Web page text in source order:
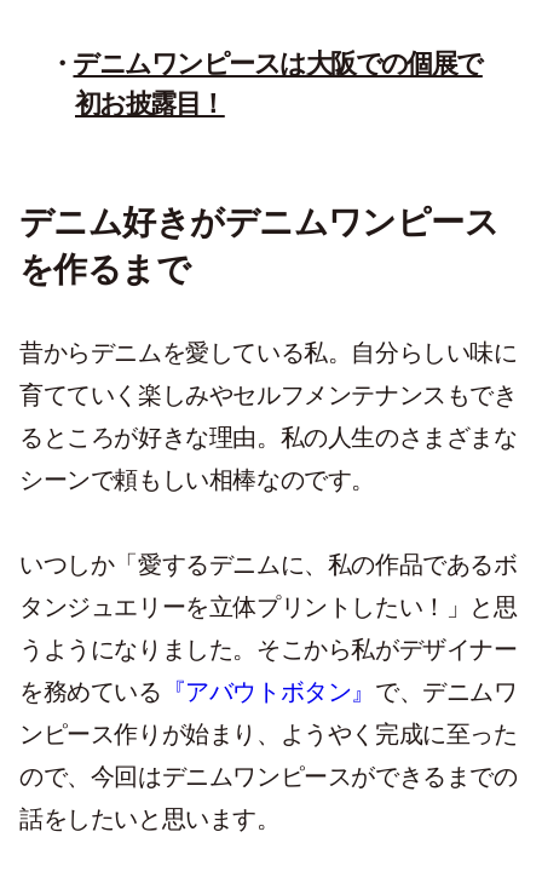
デニムワンピースは大阪での個展で
初お披露目！
デニム好きがデニムワンピース
を作るまで
昔からデニムを愛している私。自分らしい味に
育てていく楽しみやセルフメンテナンスもでき
るところが好きな理由。私の人生のさまざまな
シーンで頼もしい相棒なのです。
いつしか「愛するデニムに、私の作品であるボ
タンジュエリーを立体プリントしたい！」と思
うようになりました。そこから私がデザイナー
を務めている 『アバウトボタン』 で、デニムワ
ンピース作りが始まり、ようやく完成に至った
ので、今回はデニムワンピースができるまでの
話をしたいと思います。